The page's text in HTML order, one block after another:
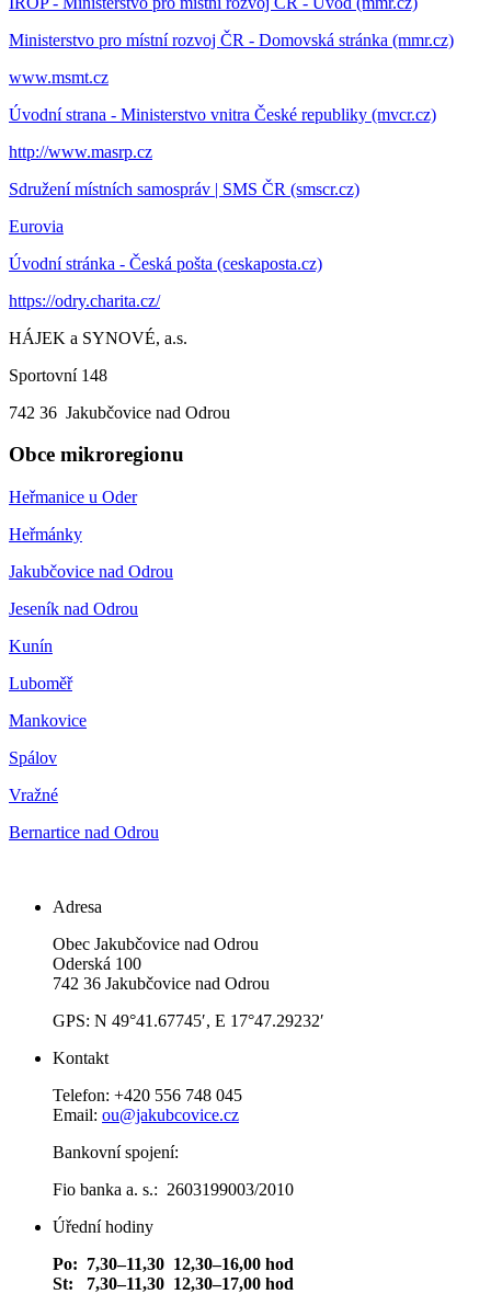
Ministerstvo pro místní rozvoj ČR - Domovská stránka (mmr.cz)
www.msmt.cz
Úvodní strana - Ministerstvo vnitra České republiky (mvcr.cz)
http://www.masrp.cz
Sdružení místních samospráv | SMS ČR (smscr.cz)
Eurovia
Úvodní stránka - Česká pošta (ceskaposta.cz)
https://odry.charita.cz/
HÁJEK a SYNOVÉ, a.s.
Sportovní 148
742 36 Jakubčovice nad Odrou
Obce mikroregionu
Heřmanice u Oder
Heřmánky
Jakubčovice nad Odrou
Jeseník nad Odrou
Kunín
Luboměř
Mankovice
Spálov
Vražné
Bernartice nad Odrou
Adresa
Obec Jakubčovice nad Odrou
Oderská 100
742 36 Jakubčovice nad Odrou
GPS: N 49°41.67745′, E 17°47.29232′
Kontakt
Telefon: +420 556 748 045
Email: ou@jakubcovice.cz
Bankovní spojení:
Fio banka a. s.: 2603199003/2010
Úřední hodiny
Po: 7,30–11,30 12,30–16,00 hod
St: 7,30–11,30 12,30–17,00 hod